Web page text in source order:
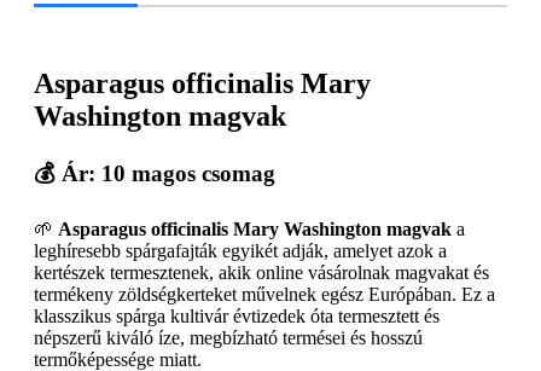
Asparagus officinalis Mary
Washington magvak
💰 Ár: 10 magos csomag
🌱 Asparagus officinalis Mary Washington magvak a
leghíresebb spárgafajták egyikét adják, amelyet azok a
kertészek termesztenek, akik online vásárolnak magvakat és
termékeny zöldségkerteket művelnek egész Európában. Ez a
klasszikus spárga kultivár évtizedek óta termesztett és
népszerű kiváló íze, megbízható termései és hosszú
termőképessége miatt.